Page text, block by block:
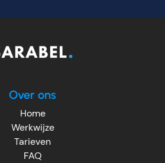
Over ons
Home
Werkwijze
Tarieven
FAQ